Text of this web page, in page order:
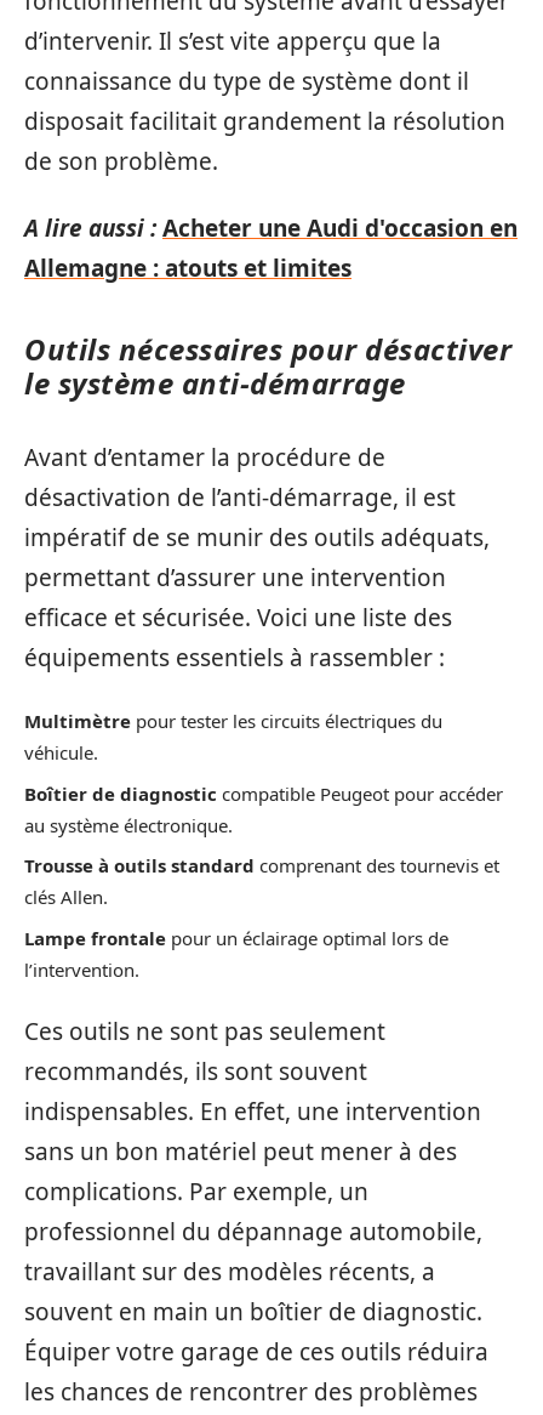
d’intervenir. Il s’est vite apperçu que la
connaissance du type de système dont il
disposait facilitait grandement la résolution
de son problème.
A lire aussi :Acheter une Audi d'occasion en
Allemagne : atouts et limites
Outils nécessaires pour désactiver
le système anti-démarrage
Avant d’entamer la procédure de
désactivation de l’anti-démarrage, il est
impératif de se munir des outils adéquats,
permettant d’assurer une intervention
efficace et sécurisée. Voici une liste des
équipements essentiels à rassembler :
Multimètre pour tester les circuits électriques du
véhicule.
Boîtier de diagnostic compatible Peugeot pour accéder
au système électronique.
Trousse à outils standard comprenant des tournevis et
clés Allen.
Lampe frontale pour un éclairage optimal lors de
l’intervention.
Ces outils ne sont pas seulement
recommandés, ils sont souvent
indispensables. En effet, une intervention
sans un bon matériel peut mener à des
complications. Par exemple, un
professionnel du dépannage automobile,
travaillant sur des modèles récents, a
souvent en main un boîtier de diagnostic.
Équiper votre garage de ces outils réduira
les chances de rencontrer des problèmes